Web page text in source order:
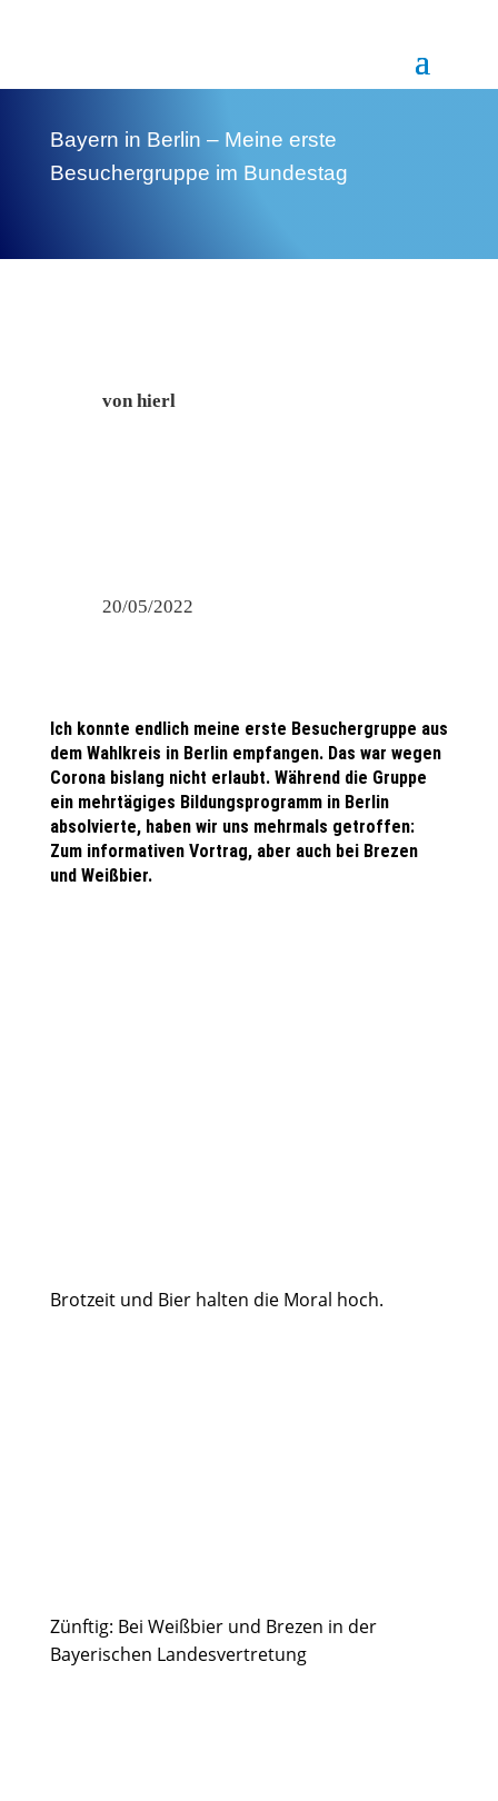
Bayern in Berlin – Meine erste
Besuchergruppe im Bundestag
von hierl
20/05/2022
Ich konnte endlich meine erste Besuchergruppe aus
dem Wahlkreis in Berlin empfangen. Das war wegen
Corona bislang nicht erlaubt. Während die Gruppe
ein mehrtägiges Bildungsprogramm in Berlin
absolvierte, haben wir uns mehrmals getroffen:
Zum informativen Vortrag, aber auch bei Brezen
und Weißbier.
Brotzeit und Bier halten die Moral hoch.
Zünftig: Bei Weißbier und Brezen in der
Bayerischen Landesvertretung